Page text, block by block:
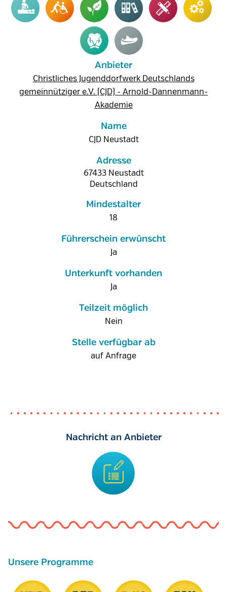
Anbieter
Christliches Jugenddorfwerk Deutschlands
gemeinnütziger e.V. (CJD) - Arnold-Dannenmann-
Akademie
Name
CJD Neustadt
Adresse
67433 Neustadt
Deutschland
Mindestalter
18
Führerschein erwünscht
Ja
Unterkunft vorhanden
Ja
Teilzeit möglich
Nein
Stelle verfügbar ab
auf Anfrage
Nachricht an Anbieter
Unsere Programme